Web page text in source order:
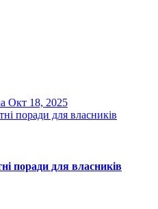
Окт 18, 2025
поради для власників